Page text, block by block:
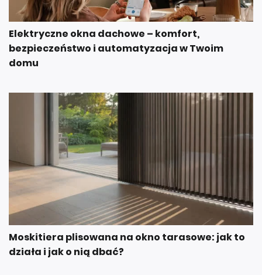
Elektryczne okna dachowe – komfort,
bezpieczeństwo i automatyzacja w Twoim
domu
Moskitiera plisowana na okno tarasowe: jak to
działa i jak o nią dbać?